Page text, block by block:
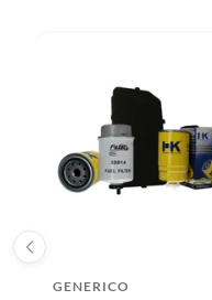
País de origen
Modelo
GENERICO